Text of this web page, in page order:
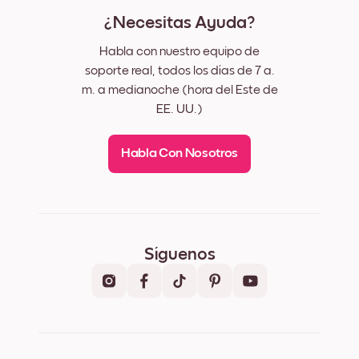
¿Necesitas Ayuda?
Habla con nuestro equipo de
soporte real, todos los días de 7 a.
m. a medianoche (hora del Este de
EE. UU.)
Habla Con Nosotros
Síguenos